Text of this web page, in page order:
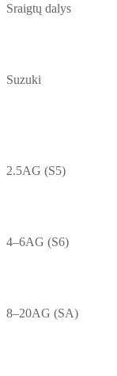
Sraigtų dalys
Suzuki
2.5AG (S5)
4–6AG (S6)
8–20AG (SA)